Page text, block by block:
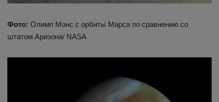
Фото: Олимп Монс с орбиты Марса по сравнению со
штатом Аризона/ NASA